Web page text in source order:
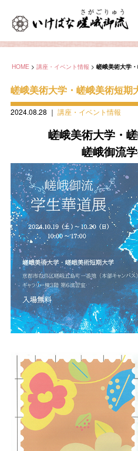
HOME > 講座・イベント情報 > 嵯峨美術大学
嵯峨美術大学・嵯峨美術短
2024.08.28 ｜ 講座・イベント情報
嵯峨美術大学・
嵯峨御流